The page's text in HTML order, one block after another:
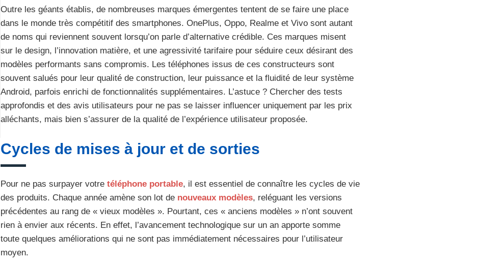
Outre les géants établis, de nombreuses marques émergentes tentent de se faire une place
dans le monde très compétitif des smartphones. OnePlus, Oppo, Realme et Vivo sont autant
de noms qui reviennent souvent lorsqu’on parle d’alternative crédible. Ces marques misent
sur le design, l’innovation matière, et une agressivité tarifaire pour séduire ceux désirant des
modèles performants sans compromis. Les téléphones issus de ces constructeurs sont
souvent salués pour leur qualité de construction, leur puissance et la fluidité de leur système
Android, parfois enrichi de fonctionnalités supplémentaires. L’astuce ? Chercher des tests
approfondis et des avis utilisateurs pour ne pas se laisser influencer uniquement par les prix
alléchants, mais bien s’assurer de la qualité de l’expérience utilisateur proposée.
Cycles de mises à jour et de sorties
Pour ne pas surpayer votre téléphone portable, il est essentiel de connaître les cycles de vie
des produits. Chaque année amène son lot de nouveaux modèles, reléguant les versions
précédentes au rang de « vieux modèles ». Pourtant, ces « anciens modèles » n’ont souvent
rien à envier aux récents. En effet, l’avancement technologique sur un an apporte somme
toute quelques améliorations qui ne sont pas immédiatement nécessaires pour l’utilisateur
moyen.